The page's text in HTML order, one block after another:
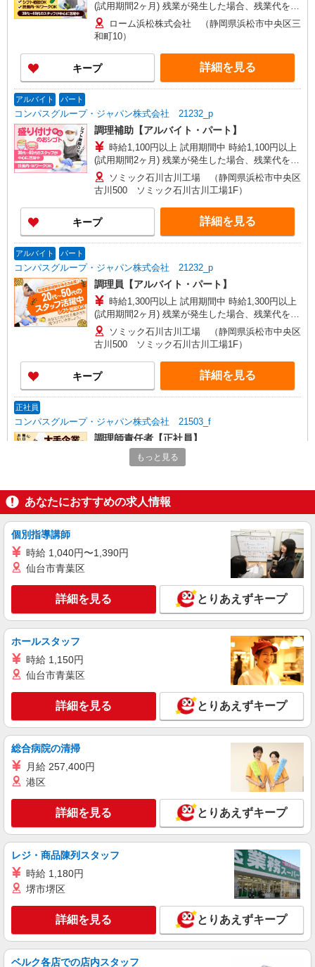
(試用期間2ヶ月) 残業が発生した場合、残業代を1
分単位で別途支給します。
ローム浜松株式会社 （静岡県浜松市中央区三
和町10）
キープ 詳細を見る
アルバイト パート
コンパスグループ・ジャパン株式会社 21232_p
調理補助【アルバイト・パート】
時給1,100円以上 試用期間中 時給1,100円以上
(試用期間2ヶ月) 残業が発生した場合、残業代を1
分単位で別途支給します。
ソミック石川古川工場 （静岡県浜松市中央区
古川500 ソミック石川古川工場1F）
キープ 詳細を見る
アルバイト パート
コンパスグループ・ジャパン株式会社 21232_p
調理員【アルバイト・パート】
時給1,300円以上 試用期間中 時給1,300円以上
(試用期間2ヶ月) 残業が発生した場合、残業代を1
分単位で別途支給します。
ソミック石川古川工場 （静岡県浜松市中央区
古川500 ソミック石川古川工場1F）
キープ 詳細を見る
正社員
コンパスグループ・ジャパン株式会社 21503_f
調理師責任者【正社員】
月給29万円〜32万円 試用期間中 月給29万円〜
32万円(試用期間3ヶ月) 残業が発生した場合、残業
前職給与に応じて決定します。
和町10）
詳細を見る
アルバイト
コンパスグループ・ジャパン株式会社 21503_p
調理員【アルバイト・パート】
時給1,550円以上 試用期間中 時給1,550円以上
(試用期間2ヶ月) 残業が発生した場合、残業代を1
ローム浜松株式会社 （静岡県浜松市中央区三
詳細を見る
コンパスグループ・ジャパン株式会社 20973_p
調理補助【アルバイト・パート】
業が発生した場合、残業代を1分単位で別途支給し
ます。
エクシブ浜名湖 従業員食堂 （静岡県浜松市
中央区村櫛町字志津ノ前4620）
キープ 詳細を見る
アルバイト パート
すき家 浜松中田店
すき家の店舗スタッフ（接客・調理・清掃な
ど）
時給1,563円
静岡県浜松市中央区中田町509
もっと見る
あなたにおすすめの求人情報
個別指導講師
時給 1,040円〜1,390円
仙台市青葉区
詳細を見る とりあえずキープ
ホールスタッフ
時給 1,150円
仙台市青葉区
詳細を見る とりあえずキープ
総合病院の清掃
月給 257,400円
港区
詳細を見る とりあえずキープ
レジ・商品陳列スタッフ
時給 1,180円
堺市堺区
詳細を見る とりあえずキープ
ベルク各店での店内スタッフ